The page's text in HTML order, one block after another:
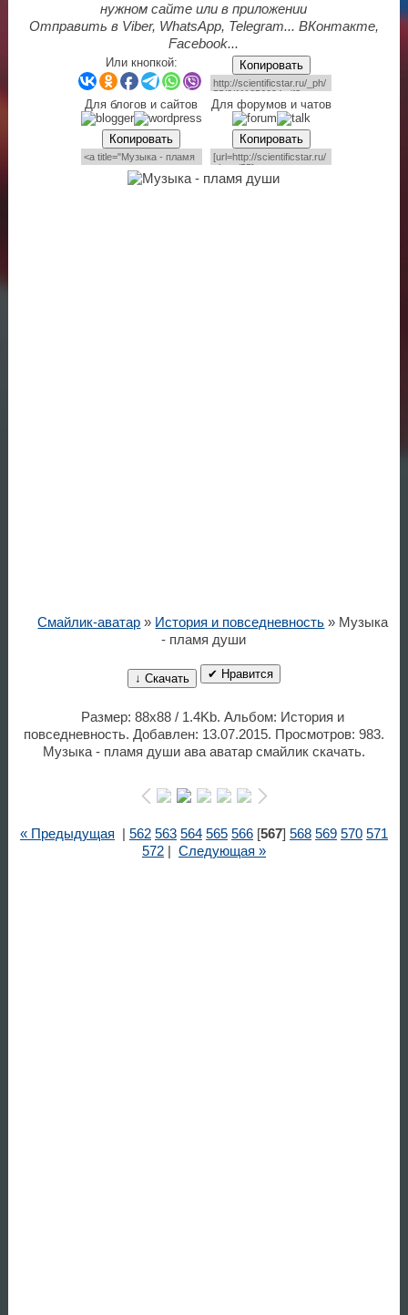
нужном сайте или в приложении
Отправить в Viber, WhatsApp, Telegram... ВКонтакте,
Facebook...
Или кнопкой: Копировать
Для блогов и сайтов Для форумов и чатов
Копировать Копировать
Смайлик-аватар » История и повседневность » Музыка
- пламя души
↓ Скачать ✔ Нравится
Размер: 88x88 / 1.4Kb. Альбом: История и
повседневность. Добавлен: 13.07.2015. Просмотров: 983.
Музыка - пламя души ава аватар смайлик скачать.
« Предыдущая 562 563 564 565 566[567] 568 569 570 571
572| Следующая »